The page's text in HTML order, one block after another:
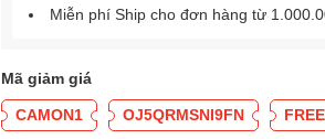
Miễn phí Ship cho đơn hàng từ
Mã giảm giá
CAMON1 OJ5QRMSNI9FN